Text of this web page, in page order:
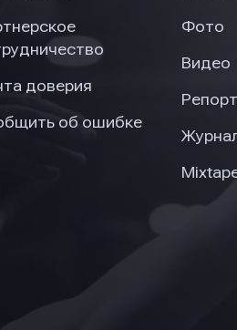
доверия
об ошибке
Фото
Видео